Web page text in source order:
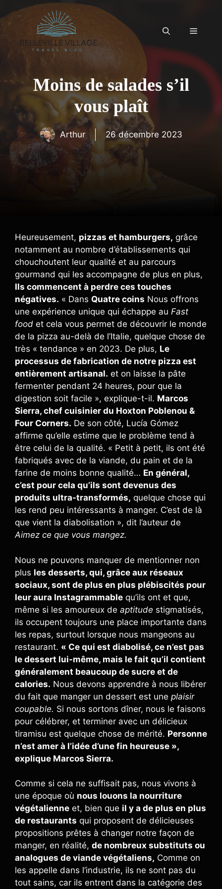
au
Menu
Moins de salades s’il
vous plaît
Arthur 26 décembre 2023
Heureusement, pizzas et hamburgers, grâce
notamment au nombre d’établissements qui
chouchoutent leur qualité et au parcours
gourmand qui les accompagne de plus en plus,
Ils commencent à perdre ces touches
négatives. « Dans Quatre coins Nous offrons
une expérience unique qui échappe au Fast
food et cela vous permet de découvrir le monde
de la pizza au-delà de l’Italie, quelque chose de
très « tendance » en 2023. De plus, Le
processus de fabrication de notre pizza est
entièrement artisanal. et on laisse la pâte
fermenter pendant 24 heures, pour que la
digestion soit facile », explique-t-il. Marcos
Sierra, chef cuisinier du Hoxton Poblenou &
Four Corners. De son côté, Lucía Gómez
affirme qu’elle estime que le problème tend à
être celui de la qualité. « Petit à petit, ils ont été
fabriqués avec de la viande, du pain et de la
farine de moins bonne qualité… En général,
c’est pour cela qu’ils sont devenus des
produits ultra-transformés, quelque chose qui
les rend peu intéressants à manger. C’est de là
que vient la diabolisation », dit l’auteur de
Aimez ce que vous mangez.
Nous ne pouvons manquer de mentionner non
plus les desserts, qui, grâce aux réseaux
sociaux, sont de plus en plus plébiscités pour
leur aura Instagrammable qu’ils ont et que,
même si les amoureux de aptitude stigmatisés,
ils occupent toujours une place importante dans
les repas, surtout lorsque nous mangeons au
restaurant. « Ce qui est diabolisé, ce n’est pas
le dessert lui-même, mais le fait qu’il contient
généralement beaucoup de sucre et de
calories. Nous devons apprendre à nous libérer
du fait que manger un dessert est une plaisir
coupable. Si nous sortons dîner, nous le faisons
pour célébrer, et terminer avec un délicieux
tiramisu est quelque chose de mérité. Personne
n’est amer à l’idée d’une fin heureuse »,
explique Marcos Sierra.
Comme si cela ne suffisait pas, nous vivons à
une époque où nous louons la nourriture
végétalienne et, bien que il y a de plus en plus
de restaurants qui proposent de délicieuses
propositions prêtes à changer notre façon de
manger, en réalité, de nombreux substituts ou
analogues de viande végétaliens, Comme on
les appelle dans l’industrie, ils ne sont pas du
tout sains, car ils entrent dans la catégorie des